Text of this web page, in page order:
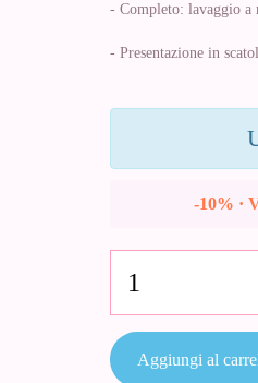
- Completo: lavaggio a
- Presentazione in
-10% ·
Aggiungi al